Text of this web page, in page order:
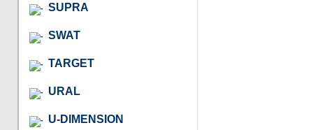
SUPRA
SWAT
TARGET
URAL
U-DIMENSION